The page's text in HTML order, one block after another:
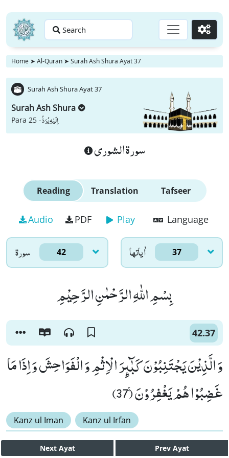
Search Go
Home ➤ Al-Quran ➤ Surah Ash Shura Ayat 37
Surah Ash Shura Ayat 37
Surah Ash Shura
Para 25 -اِلَیْهِ یُرَدُّ
سورة الشورى
Reading Translation Tafseer
Audio PDF Play Language
سورۃ 42 اٰياتها 37
بِسْمِ اللّٰهِ الرَّحْمٰنِ الرَّحِیْمِ
42.37
وَ الَّذِیْنَ یَجْتَنِبُوْنَ كَبٰٓىٕرَ الْاِثْمِ وَ الْفَوَاحِشَ وَ اِذَا مَا
غَضِبُوْا هُمْ یَغْفِرُوْنَۚ (37)
Kanz ul Iman Kanz ul Irfan
Next Ayat Prev Ayat